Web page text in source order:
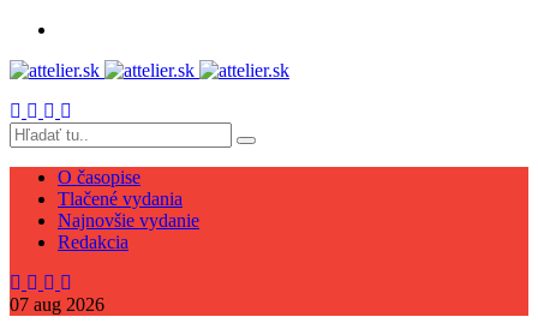
O časopise
Tlačené vydania
Najnovšie vydanie
Redakcia
07 aug 2026